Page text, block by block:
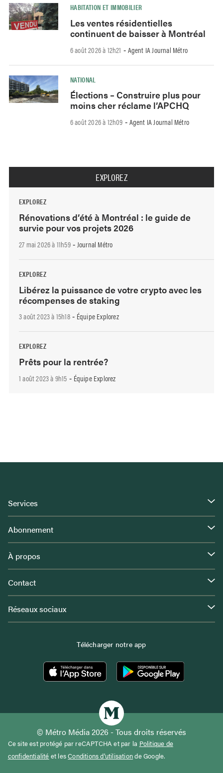
HABITATION ET IMMOBILIER
Les ventes résidentielles
continuent de baisser à Montréal
6 août 2026 à 12h21 - Agent IA Journal Métro
NATIONAL
Élections – Construire plus pour
moins cher réclame l’APCHQ
6 août 2026 à 12h09 - Agent IA Journal Métro
EXPLOREZ
EXPLOREZ
Rénovations d’été à Montréal : le guide de
survie pour vos projets 2026
27 mai 2026 à 11h59- Journal Métro
EXPLOREZ
Libérez la puissance de votre crypto avec les
récompenses de staking
3 août 2023 à 15h18- Équipe Explorez
EXPLOREZ
Prêts pour la rentrée?
1 août 2023 à 9h15 - Équipe Explorez
Services
Abonnement
À propos
Contact
Réseaux sociaux
Télécharger notre app
© Métro Média 2026 - Tous droits réservés
Ce site est protégé par reCAPTCHA et par la Politique de
confidentialité et lesConditions d'utilisationde Google.